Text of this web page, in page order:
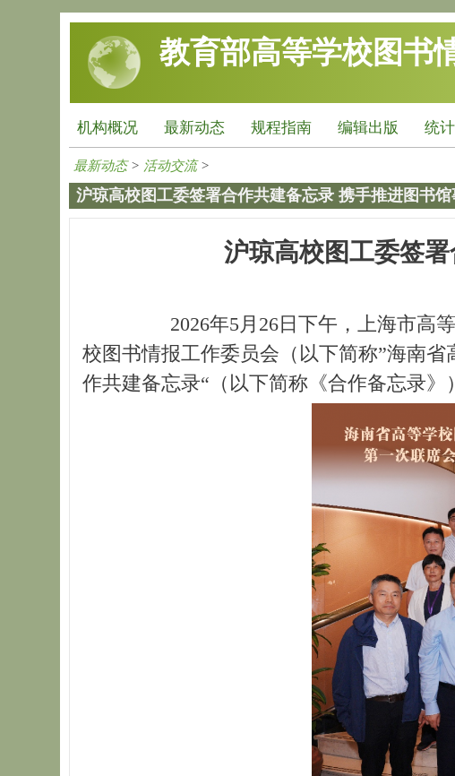
跳转到主要内容
教育部高等学校图书
机构概况 最新动态 规程指南 编辑出版 统
最新动态> 活动交流>
沪琼高校图工委签署合作共建备忘录 携手推进图书
沪琼高校图工委签
2026年5月26日下午，上海市高等
校图书情报工作委员会（以下简称”海南
作共建备忘录“（以下简称《合作备忘录》